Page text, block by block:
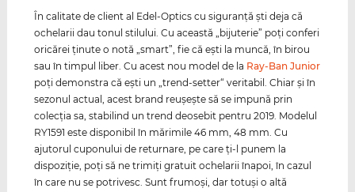
În calitate de client al Edel-Optics cu siguranţă şti deja că
ochelarii dau tonul stilului. Cu această „bijuterie” poţi conferi
oricărei ţinute o notă „smart”, fie că eşti la muncă, în birou
sau în timpul liber. Cu acest nou model de la Ray-Ban Junior
poţi demonstra că eşti un „trend-setter“ veritabil. Chiar şi în
sezonul actual, acest brand reuşeşte să se impună prin
colecţia sa, stabilind un trend deosebit pentru 2019. Modelul
RY1591 este disponibil în mărimile 46 mm, 48 mm. Cu
ajutorul cuponului de returnare, pe care ţi-l punem la
dispoziţie, poţi să ne trimiţi gratuit ochelarii înapoi, în cazul
în care nu se potrivesc. Sunt frumoşi, dar totuşi o altă